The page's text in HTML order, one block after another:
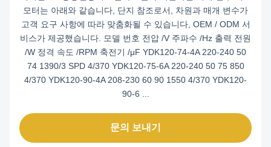
모터는 아래와 같습니다, 단지 참조로서, 차원과 매개 변수가
고객 요구 사항에 따라 맞춤화될 수 있습니다, OEM / ODM 서
비스가 제공했습니다. 모델 번호 전압 /V 주파수 /Hz 출력 전원
/W 정격 속도 /RPM 축전기 /μF YDK120-74-4A 220-240 50
74 1390/3 SPD 4/370 YDK120-75-6A 220-240 50 75 850
4/370 YDK120-90-4A 208-230 60 90 1550 4/370 YDK120-
90-6 ...
문의 보내기